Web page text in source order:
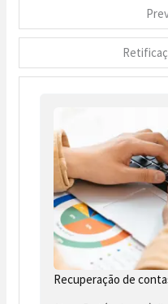
Recuperação de